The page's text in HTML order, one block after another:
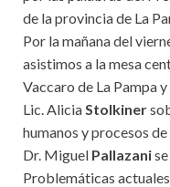
de la provincia de La
Por la mañana del
asistimos a la mesa
Vaccaro de La Pampa
Lic. AliciaStolkiner
humanos y procesos
Dr. Miguel Pallazani
Problemáticas